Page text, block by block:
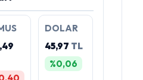
DOLAR
45,97 TL
%0,06